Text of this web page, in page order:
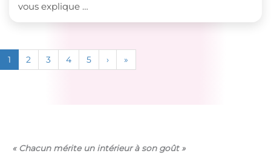
vous explique …
1 2 3 4 5 › »
« Chacun mérite un intérieur à son goût »